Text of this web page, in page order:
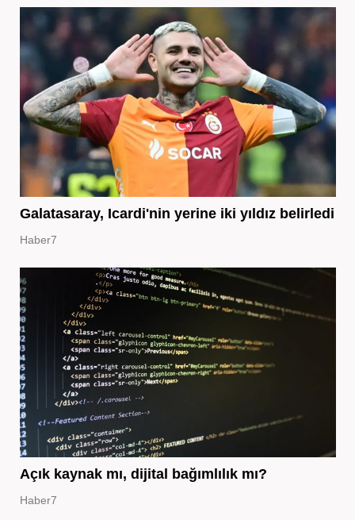
Galatasaray, Icardi'nin yerine iki yıldız belirledi
Haber7
Açık kaynak mı, dijital bağımlılık mı?
Haber7